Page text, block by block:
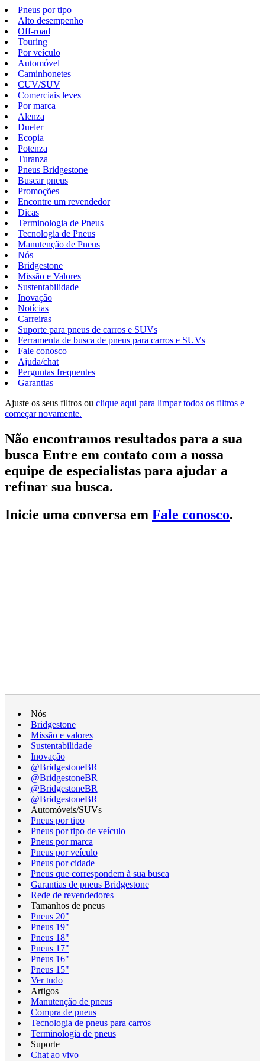
Pneus por tipo
Alto desempenho
Off-road
Touring
Por veículo
Automóvel
Caminhonetes
CUV/SUV
Comerciais leves
Por marca
Alenza
Dueler
Ecopia
Potenza
Turanza
Pneus Bridgestone
Buscar pneus
Promoções
Encontre um revendedor
Dicas
Terminologia de Pneus
Tecnologia de Pneus
Manutenção de Pneus
Nós
Bridgestone
Missão e Valores
Sustentabilidade
Inovação
Notícias
Carreiras
Suporte para pneus de carros e SUVs
Ferramenta de busca de pneus para carros e SUVs
Fale conosco
Ajuda/chat
Perguntas frequentes
Garantias
Ajuste os seus filtros ou clique aqui para limpar todos os filtros e
começar novamente.
Não encontramos resultados para a sua
busca Entre em contato com a nossa
equipe de especialistas para ajudar a
refinar sua busca.
Inicie uma conversa em Fale conosco.
Nós
Bridgestone
Missão e valores
Sustentabilidade
Inovação
@BridgestoneBR
@BridgestoneBR
@BridgestoneBR
@BridgestoneBR
Automóveis/SUVs
Pneus por tipo
Pneus por tipo de veículo
Pneus por marca
Pneus por veículo
Pneus por cidade
Pneus que correspondem à sua busca
Garantias de pneus Bridgestone
Rede de revendedores
Tamanhos de pneus
Pneus 20"
Pneus 19"
Pneus 18"
Pneus 17"
Pneus 16"
Pneus 15"
Ver tudo
Artigos
Manutenção de pneus
Compra de pneus
Tecnologia de pneus para carros
Terminologia de pneus
Suporte
Chat ao vivo